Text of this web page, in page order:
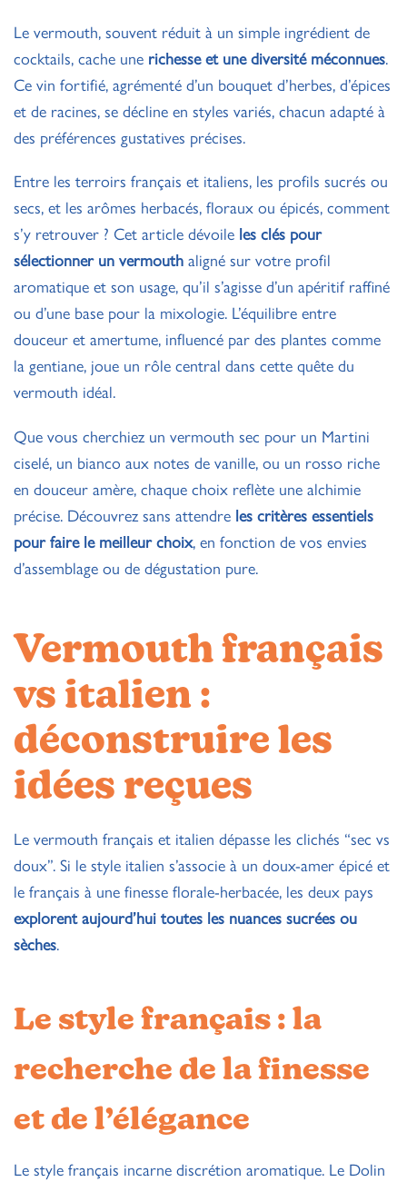
Le vermouth, souvent réduit à un simple ingrédient de
cocktails, cache une richesse et une diversité méconnues.
Ce vin fortifié, agrémenté d’un bouquet d’herbes, d’épices
et de racines, se décline en styles variés, chacun adapté à
des préférences gustatives précises.
Entre les terroirs français et italiens, les profils sucrés ou
secs, et les arômes herbacés, floraux ou épicés, comment
s’y retrouver ? Cet article dévoile les clés pour
sélectionner un vermouth aligné sur votre profil
aromatique et son usage, qu’il s’agisse d’un apéritif raffiné
ou d’une base pour la mixologie. L’équilibre entre
douceur et amertume, influencé par des plantes comme
la gentiane, joue un rôle central dans cette quête du
vermouth idéal.
Que vous cherchiez un vermouth sec pour un Martini
ciselé, un bianco aux notes de vanille, ou un rosso riche
en douceur amère, chaque choix reflète une alchimie
précise. Découvrez sans attendre les critères essentiels
pour faire le meilleur choix, en fonction de vos envies
d’assemblage ou de dégustation pure.
Vermouth français
vs italien :
déconstruire les
idées reçues
Le vermouth français et italien dépasse les clichés “sec vs
doux”. Si le style italien s’associe à un doux-amer épicé et
le français à une finesse florale-herbacée, les deux pays
explorent aujourd’hui toutes les nuances sucrées ou
sèches.
Le style français : la
recherche de la finesse
et de l’élégance
Le style français incarne discrétion aromatique. Le Dolin